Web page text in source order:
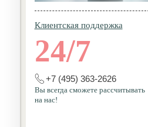
Клиентская поддержка
24/7
+7 (495) 363-2626
Вы всегда сможете рассчитывать
на нас!